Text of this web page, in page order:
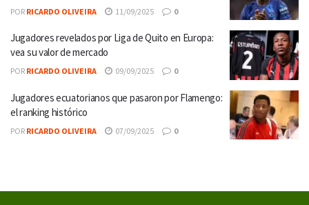
POR RICARDO OLIVEIRA 11/09/2025 0
Jugadores revelados por Liga de Quito en Europa:
vea su valor de mercado
POR RICARDO OLIVEIRA 09/09/2025 0
Jugadores ecuatorianos que pasaron por Flamengo:
el ranking histórico
POR RICARDO OLIVEIRA 07/09/2025 0